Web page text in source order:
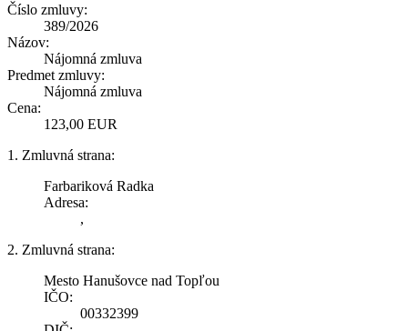
Číslo zmluvy:
389/2026
Názov:
Nájomná zmluva
Predmet zmluvy:
Nájomná zmluva
Cena:
123,00 EUR
1. Zmluvná strana:
Farbariková Radka
Adresa:
,
2. Zmluvná strana:
Mesto Hanušovce nad Topľou
IČO:
00332399